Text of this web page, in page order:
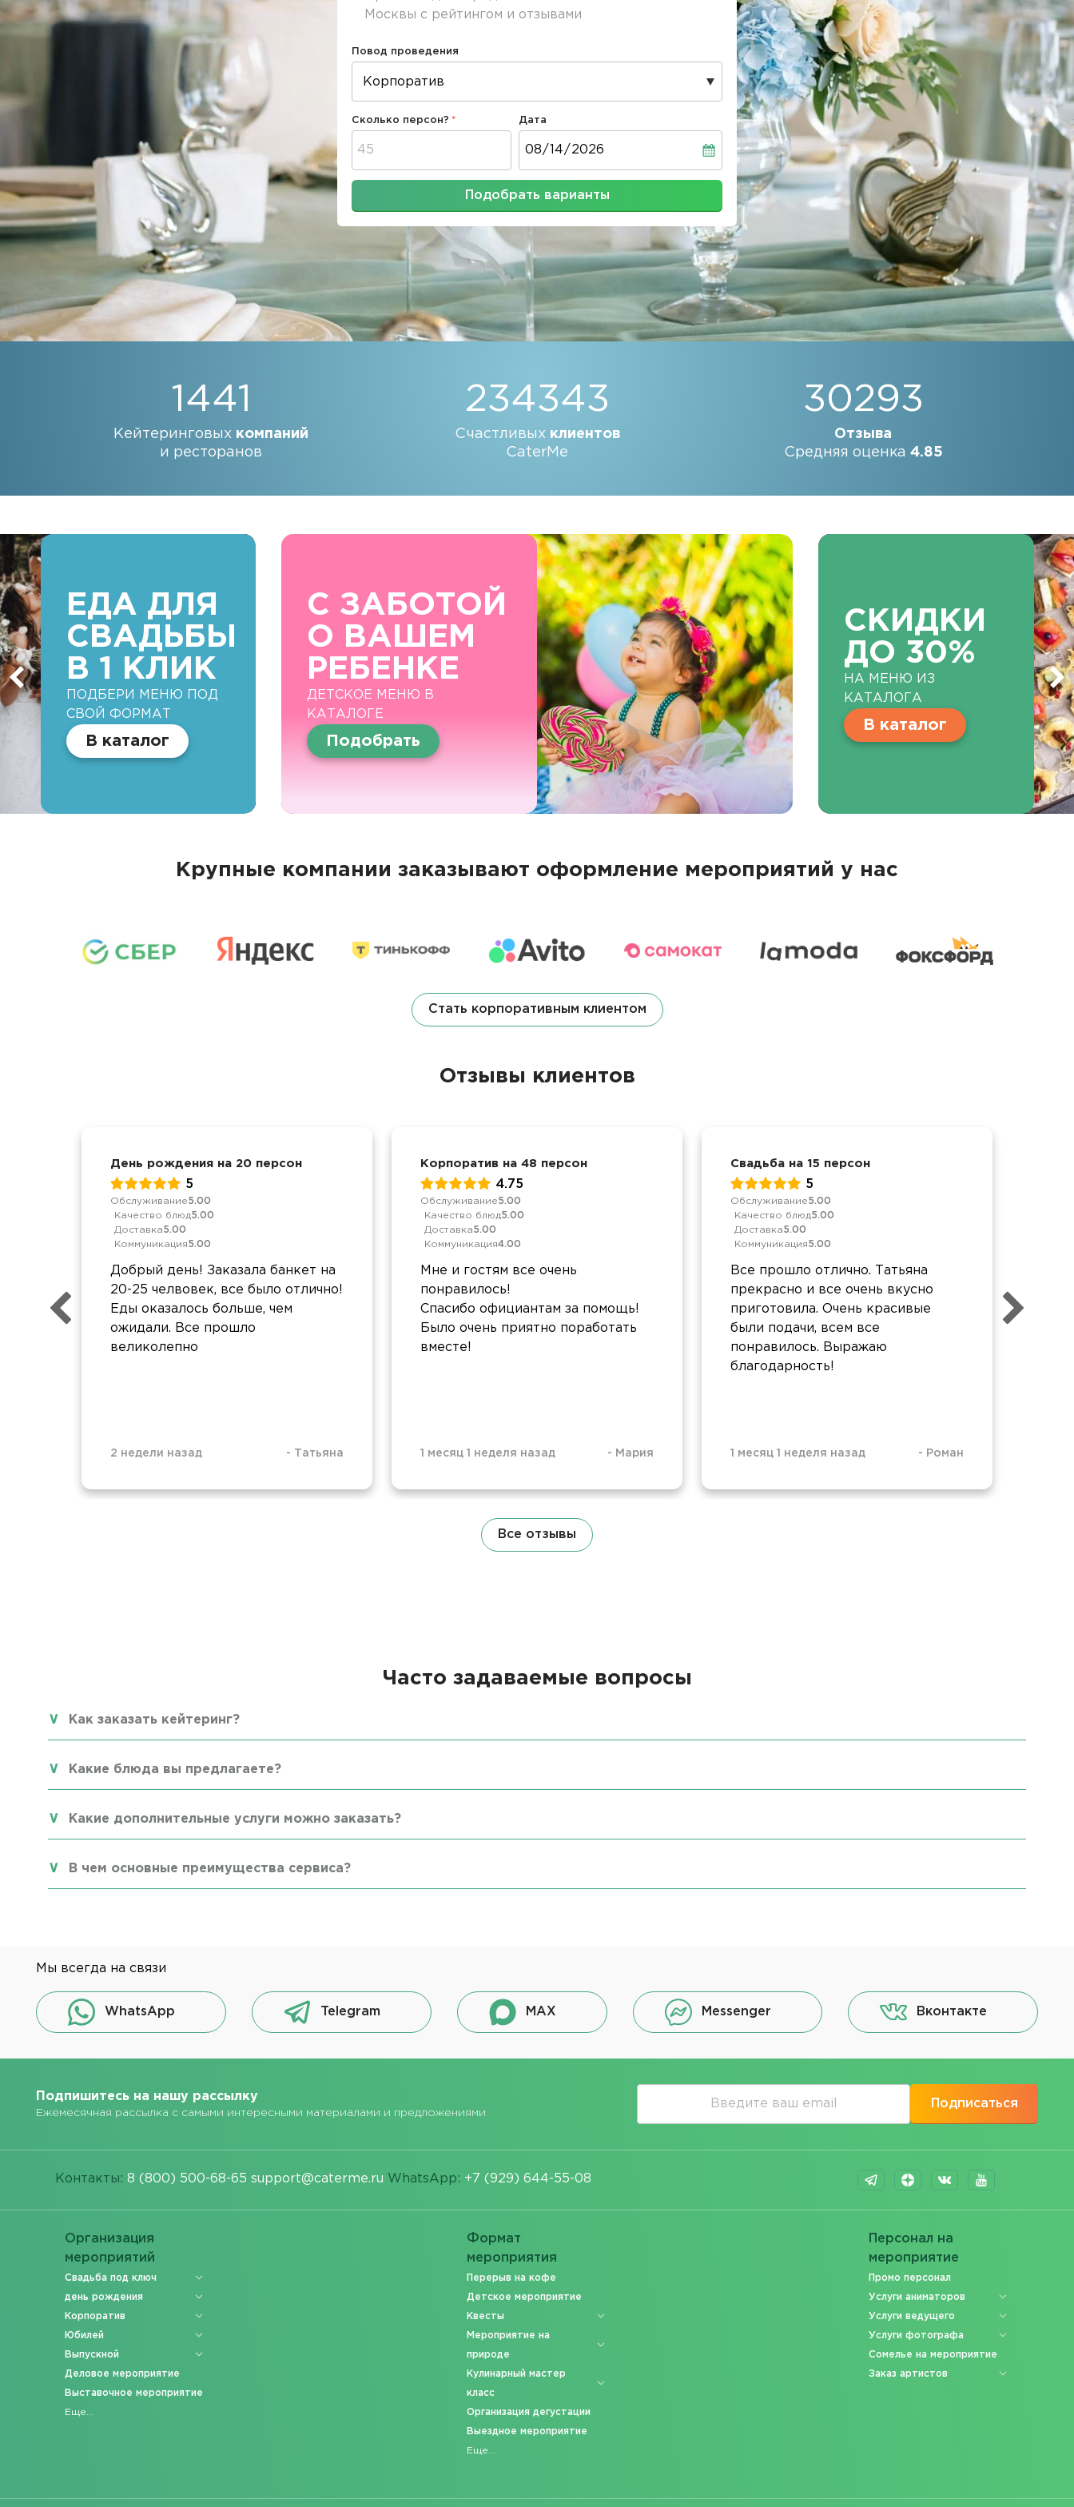
Москвы с рейтингом и отзывами
Повод проведения
Сколько персон? Дата
Подобрать варианты
1441
Кейтеринговых компаний
и ресторанов
234343
Счастливых клиентов
CaterMe
30293
Отзыва
Средняя оценка 4.85
ЕДА ДЛЯ
СВАДЬБЫ
В 1 КЛИК
ПОДБЕРИ МЕНЮ ПОД
СВОЙ ФОРМАТ
В каталог
С ЗАБОТОЙ
О ВАШЕМ
РЕБЕНКЕ
ДЕТСКОЕ МЕНЮ В
КАТАЛОГЕ
Подобрать
СКИДКИ
ДО 30%
НА МЕНЮ ИЗ
КАТАЛОГА
В каталог
Крупные компании заказывают оформление мероприятий у нас
Стать корпоративным клиентом
Отзывы клиентов
День рождения на 20 персон
5
Обслуживание5.00
Качество блюд5.00
Доставка5.00
Коммуникация5.00
Добрый день! Заказала банкет на
20-25 челвовек, все было отлично!
Еды оказалось больше, чем
ожидали. Все прошло
великолепно
2 недели назад - Татьяна
Корпоратив на 48 персон
4.75
Обслуживание5.00
Качество блюд5.00
Доставка5.00
Коммуникация4.00
Мне и гостям все очень
понравилось!
Спасибо официантам за помощь!
Было очень приятно поработать
вместе!
1 месяц 1 неделя назад - Мария
Свадьба на 15 персон
5
Обслуживание5.00
Качество блюд5.00
Доставка5.00
Коммуникация5.00
Все прошло отлично. Татьяна
прекрасно и все очень вкусно
приготовила. Очень красивые
были подачи, всем все
понравилось. Выражаю
благодарность!
1 месяц 1 неделя назад - Роман
Все отзывы
Часто задаваемые вопросы
Как заказать кейтеринг?
Какие блюда вы предлагаете?
Какие дополнительные услуги можно заказать?
В чем основные преимущества сервиса?
Мы всегда на связи
WhatsApp Telegram MAX Messenger Вконтакте
Подпишитесь на нашу рассылку
Ежемесячная рассылка с самыми интересными материалами и предложениями
Подписаться
Контакты: 8 (800) 500-68-65 support@caterme.ru WhatsApp: +7 (929) 644-55-08
Организация
мероприятий
Свадьба под ключ
день рождения
Корпоратив
Юбилей
Выпускной
Деловое мероприятие
Выставочное мероприятие
Еще...
Формат
мероприятия
Перерыв на кофе
Детское мероприятие
Квесты
Мероприятие на
природе
Кулинарный мастер
класс
Организация дегустации
Выездное мероприятие
Еще...
Персонал на
мероприятие
Промо персонал
Услуги аниматоров
Услуги ведущего
Услуги фотографа
Сомелье на мероприятие
Заказ артистов